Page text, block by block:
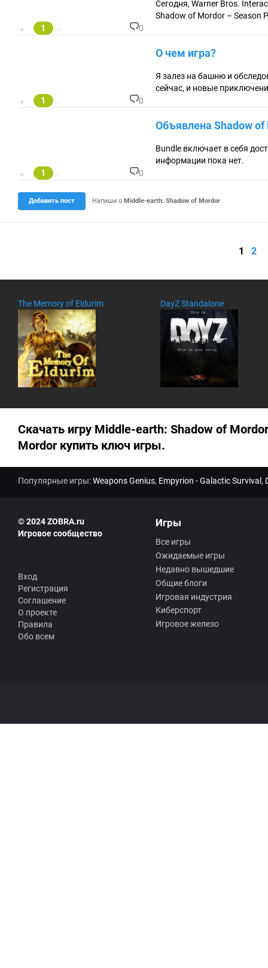
ри
ев
Сегодня, Warner Bros.
Shadow of Mordor – Season
+
1 -
К
ри
ев
0
О чем игра?
Я залез на башню и
сейчас, и новые
+
1 -
К
ри
ев
0
Объявлена Shadow of
Bundle включает в себя
информации пока нет.
+
1 -
К
м
0
Добавить пост Напиши о Middle-earth: Shadow of Mordor
1 2
The Memory of Eldurim DayZ Standalone
Скачать игру Middle-earth: Shadow of
Mordor купить ключ игры.
Популярные игры:Weapons Genius, Empyrion - Galactic Survival ,
© 2024 ZOBRA.ru
Игровое сообщество
Вход
Регистрация
Соглашение
О проекте
Правила
Обо всем
Игры
Все игры
Ожидаемые игры
Недавно вышедшие
Общие блоги
Игровая индустрия
Киберспорт
Игровое железо